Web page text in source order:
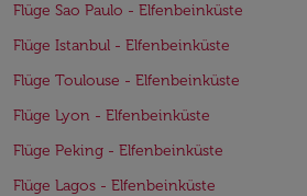
Flüge Sao Paulo - Elfenbeinküste
Flüge Istanbul - Elfenbeinküste
Flüge Toulouse - Elfenbeinküste
Flüge Lyon - Elfenbeinküste
Flüge Peking - Elfenbeinküste
Flüge Lagos - Elfenbeinküste